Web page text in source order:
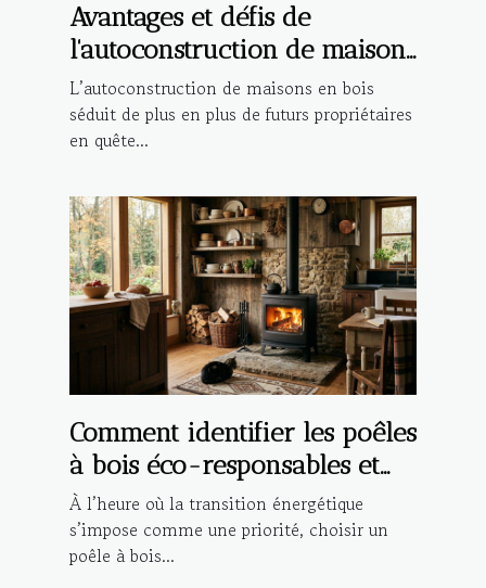
Avantages et défis de
l'autoconstruction de maisons
en bois
L’autoconstruction de maisons en bois
séduit de plus en plus de futurs propriétaires
en quête...
Comment identifier les poêles
à bois éco-responsables et
durables ?
À l’heure où la transition énergétique
s’impose comme une priorité, choisir un
poêle à bois...